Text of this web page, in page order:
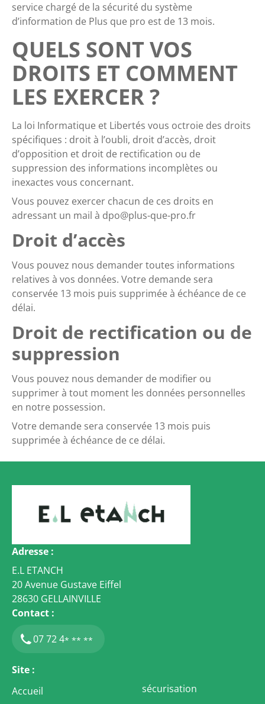
service chargé de la sécurité du système
d’information de Plus que pro est de 13 mois.
QUELS SONT VOS
DROITS ET COMMENT
LES EXERCER ?
La loi Informatique et Libertés vous octroie des droits
spécifiques : droit à l’oubli, droit d’accès, droit
d’opposition et droit de rectification ou de
suppression des informations incomplètes ou
inexactes vous concernant.
Vous pouvez exercer chacun de ces droits en
adressant un mail à dpo@plus-que-pro.fr
Droit d’accès
Vous pouvez nous demander toutes informations
relatives à vos données. Votre demande sera
conservée 13 mois puis supprimée à échéance de ce
délai.
Droit de rectification ou de
suppression
Vous pouvez nous demander de modifier ou
supprimer à tout moment les données personnelles
en notre possession.
Votre demande sera conservée 13 mois puis
supprimée à échéance de ce délai.
Adresse :
E.L ETANCH
20 Avenue Gustave Eiffel
28630 GELLAINVILLE
Contact :
07 72 4* ** **
Site :
Accueil
sécurisation